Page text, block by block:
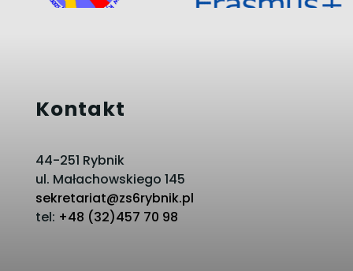
Kontakt
44-251 Rybnik
ul. Małachowskiego 145
sekretariat@zs6rybnik.pl
tel: +48 (32)457 70 98